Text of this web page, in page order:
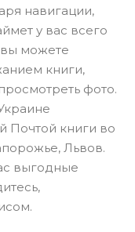
навигации,
у вас всего
вы можете
книги,
фото.
Почтой книги во
Львов.
выгодные